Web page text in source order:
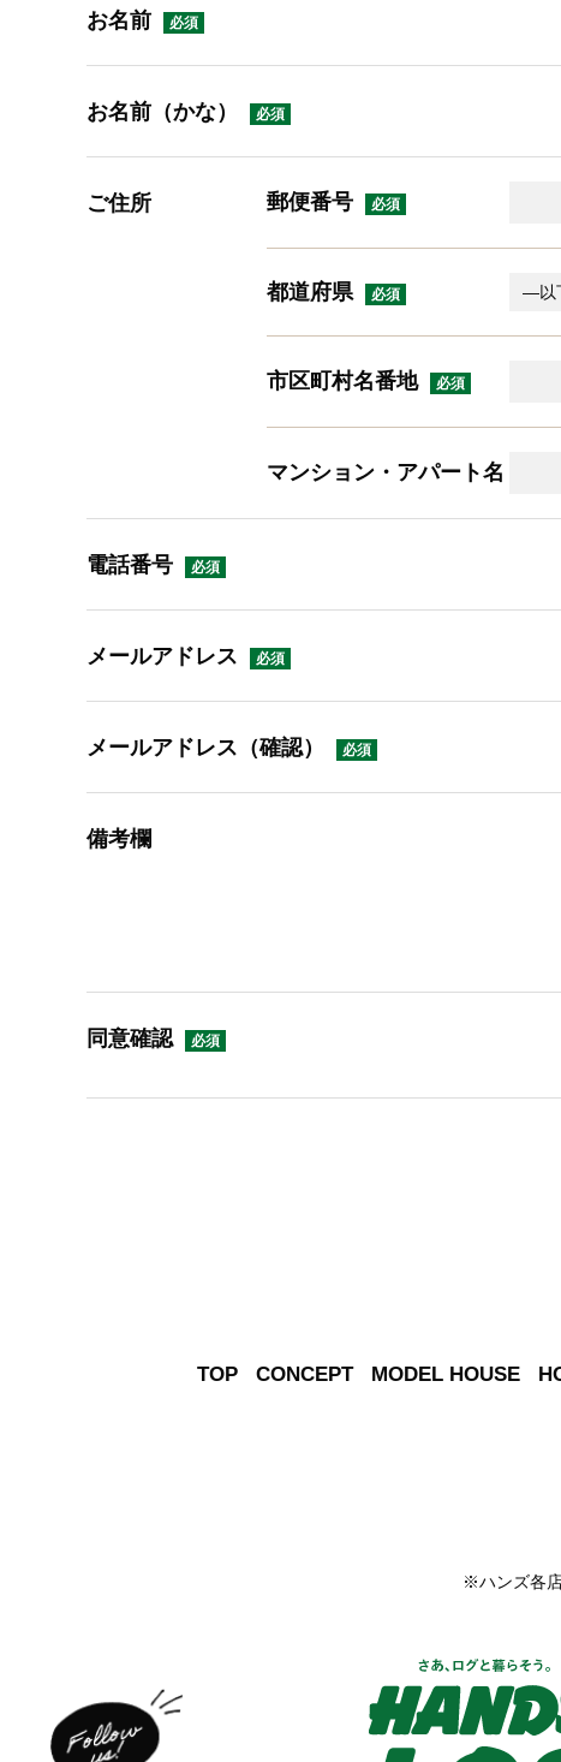
お名前
お名前（かな）
ご住所 郵便番号
都道府県
市区町村名番地
マンション・アパート名
電話番号
メールアドレス
メールアドレス（確認）
備考欄
同意確認
TOP CONCEPT MODEL HOUSE
※ハンズ各